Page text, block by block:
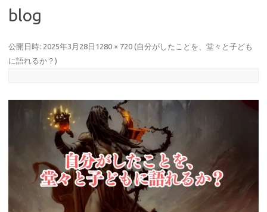
blog
公開日時: 2025年3月28日 1280 × 720 (自分がしたことを、堂々と子ども
に語れるか？ )